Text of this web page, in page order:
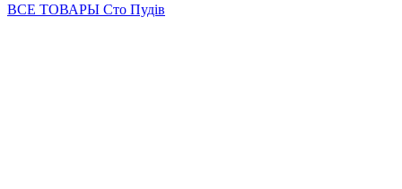
ВСЕ ТОВАРЫ Сто Пудів